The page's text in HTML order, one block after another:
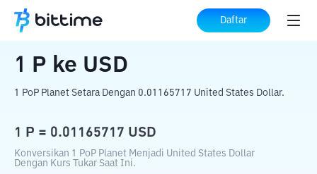
Daftar
Beranda Konverter Kripto USD
1 P ke USD
1 PoP Planet Setara Dengan 0.01165717 United States Dollar.
1 P = 0.01165717 USD
Konversikan 1 PoP Planet Menjadi United States Dollar
Dengan Kurs Tukar Saat Ini.